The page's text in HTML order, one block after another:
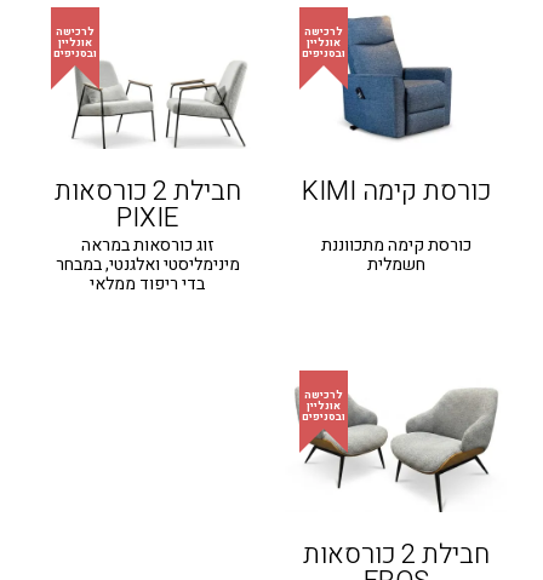
כורסת קימה KIMI
כורסת קימה מתכווננת
חשמלית
חבילת 2 כורסאות
PIXIE
זוג כורסאות במראה
מינימליסטי ואלגנטי, במבחר
בדי ריפוד ממלאי
חבילת 2 כורסאות